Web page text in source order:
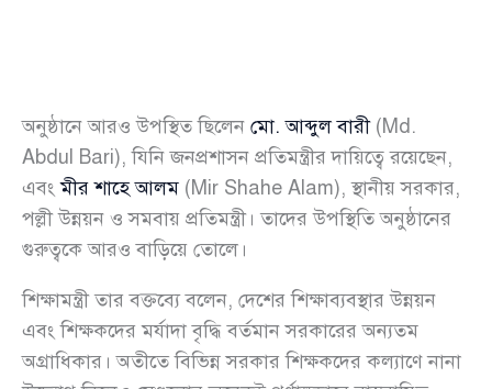
অনুষ্ঠানে আরও উপস্থিত ছিলেন মো. আব্দুল বারী(Md.
Abdul Bari), যিনি জনপ্রশাসন প্রতিমন্ত্রীর দায়িত্বে রয়েছেন,
এবংমীর শাহে আলম (Mir Shahe Alam), স্থানীয় সরকার,
পল্লী উন্নয়ন ও সমবায় প্রতিমন্ত্রী। তাদের উপস্থিতি অনুষ্ঠানের
গুরুত্বকে আরও বাড়িয়ে তোলে।
শিক্ষামন্ত্রী তার বক্তব্যে বলেন, দেশের শিক্ষাব্যবস্থার উন্নয়ন
এবং শিক্ষকদের মর্যাদা বৃদ্ধি বর্তমান সরকারের অন্যতম
অগ্রাধিকার। অতীতে বিভিন্ন সরকার শিক্ষকদের কল্যাণে নানা